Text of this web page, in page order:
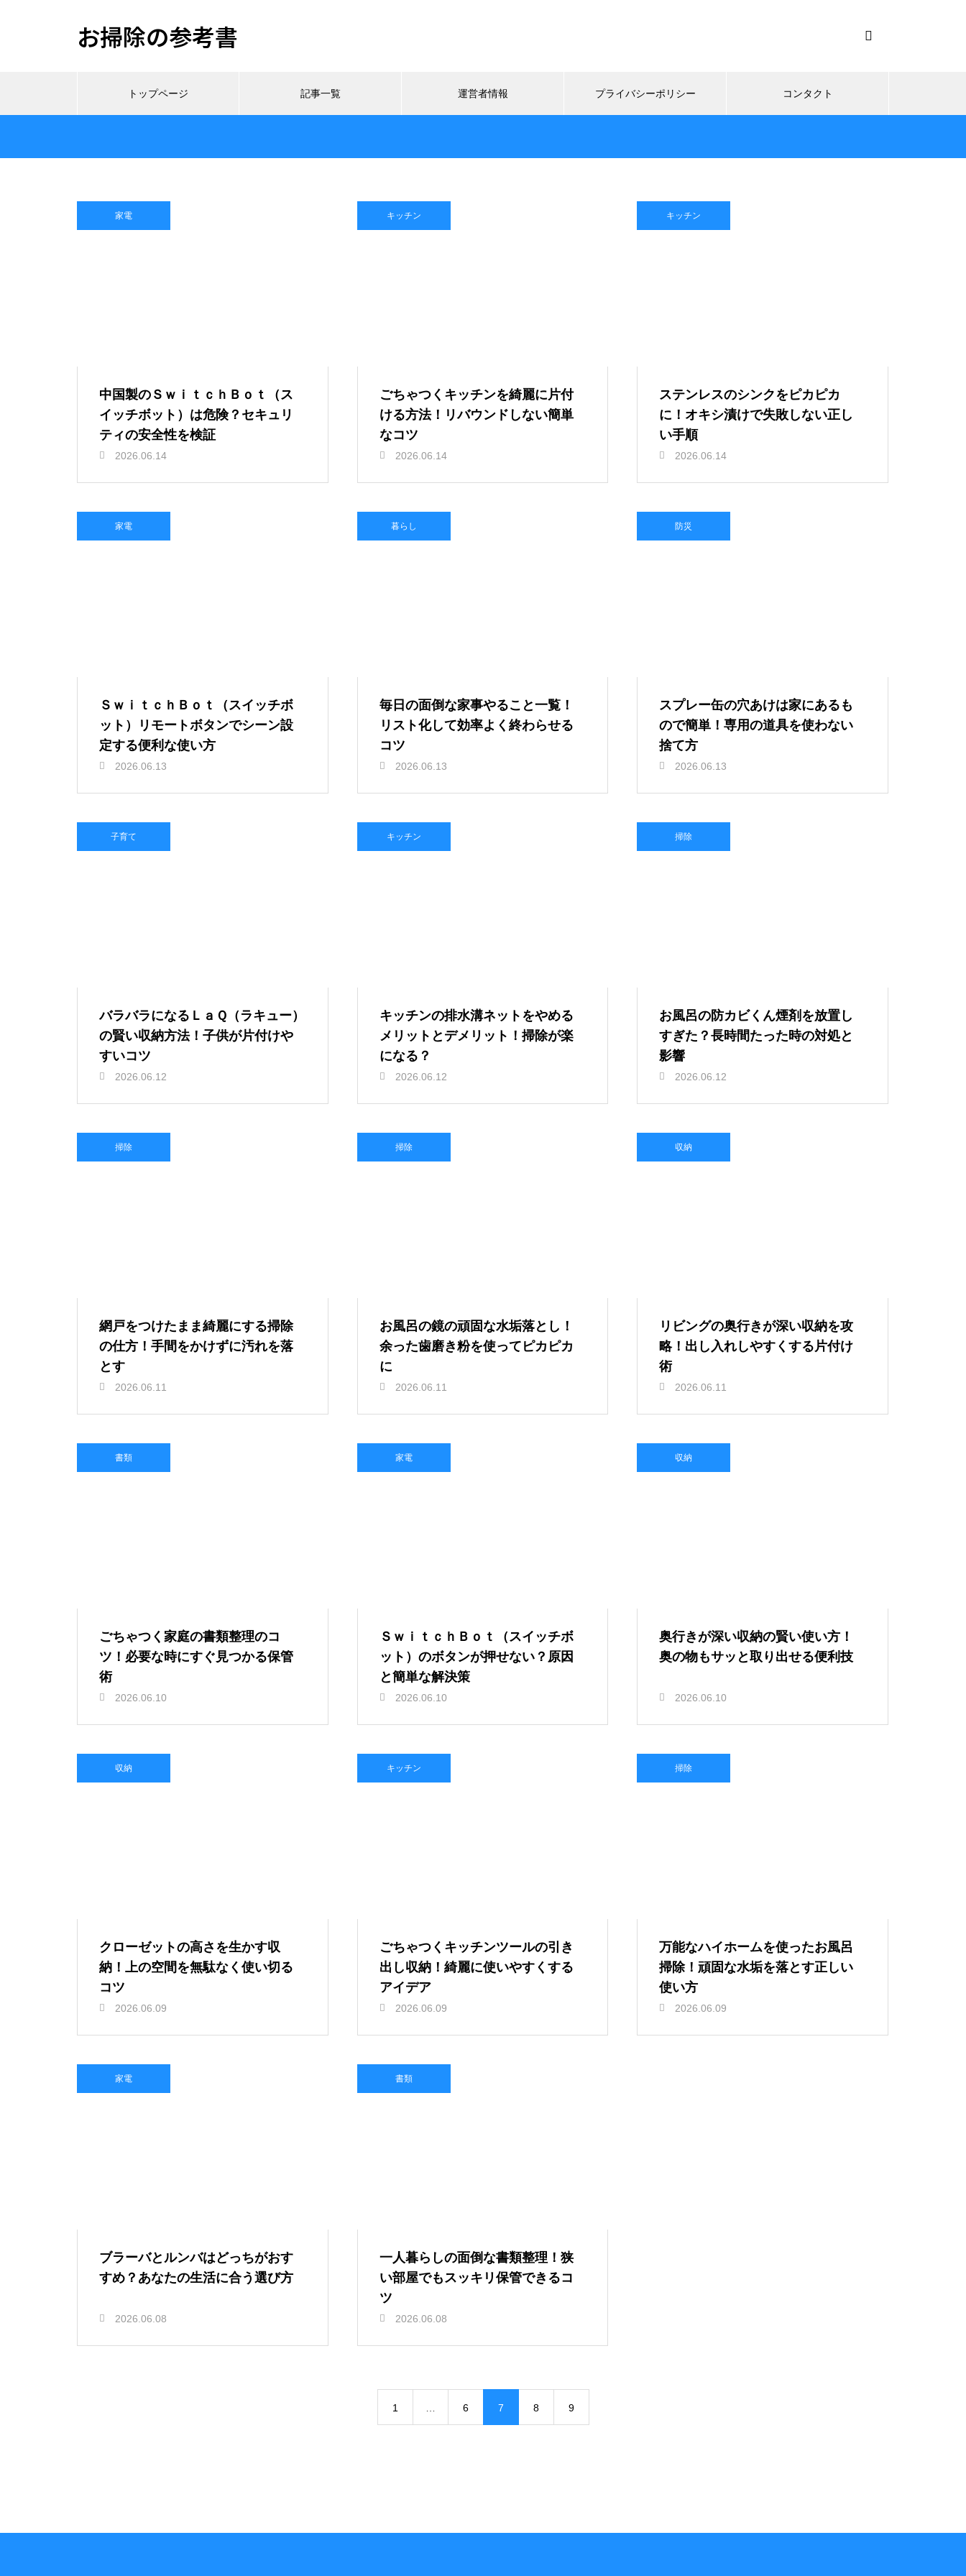
お掃除の参考書
トップページ 記事一覧 運営者情報 プライバシーポリシー コンタクト
家電
中国製のＳｗｉｔｃｈＢｏｔ（ス
イッチボット）は危険？セキュリ
ティの安全性を検証
2026.06.14
キッチン
ごちゃつくキッチンを綺麗に片付
ける方法！リバウンドしない簡単
なコツ
2026.06.14
キッチン
ステンレスのシンクをピカピカ
に！オキシ漬けで失敗しない正し
い手順
2026.06.14
家電
ＳｗｉｔｃｈＢｏｔ（スイッチボ
ット）リモートボタンでシーン設
定する便利な使い方
2026.06.13
暮らし
毎日の面倒な家事やること一覧！
リスト化して効率よく終わらせる
コツ
2026.06.13
防災
スプレー缶の穴あけは家にあるも
ので簡単！専用の道具を使わない
捨て方
2026.06.13
子育て
バラバラになるＬａＱ（ラキュー）
の賢い収納方法！子供が片付けや
すいコツ
2026.06.12
キッチン
キッチンの排水溝ネットをやめる
メリットとデメリット！掃除が楽
になる？
2026.06.12
掃除
お風呂の防カビくん煙剤を放置し
すぎた？長時間たった時の対処と
影響
2026.06.12
掃除
網戸をつけたまま綺麗にする掃除
の仕方！手間をかけずに汚れを落
とす
2026.06.11
掃除
お風呂の鏡の頑固な水垢落とし！
余った歯磨き粉を使ってピカピカ
に
2026.06.11
収納
リビングの奥行きが深い収納を攻
略！出し入れしやすくする片付け
術
2026.06.11
書類
ごちゃつく家庭の書類整理のコ
ツ！必要な時にすぐ見つかる保管
術
2026.06.10
家電
ＳｗｉｔｃｈＢｏｔ（スイッチボ
ット）のボタンが押せない？原因
と簡単な解決策
2026.06.10
収納
奥行きが深い収納の賢い使い方！
奥の物もサッと取り出せる便利技
2026.06.10
収納
クローゼットの高さを生かす収
納！上の空間を無駄なく使い切る
コツ
2026.06.09
キッチン
ごちゃつくキッチンツールの引き
出し収納！綺麗に使いやすくする
アイデア
2026.06.09
掃除
万能なハイホームを使ったお風呂
掃除！頑固な水垢を落とす正しい
使い方
2026.06.09
家電
ブラーバとルンバはどっちがおす
すめ？あなたの生活に合う選び方
2026.06.08
書類
一人暮らしの面倒な書類整理！狭
い部屋でもスッキリ保管できるコ
ツ
2026.06.08
1 6 7 8 9